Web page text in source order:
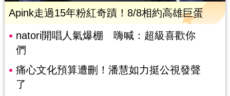
Apink走過15年粉紅奇蹟！8/8相約高雄巨蛋
natori開唱人氣爆棚 嗨喊：超級喜歡你
們
痛心文化預算遭刪！潘慧如力挺公視發聲
了